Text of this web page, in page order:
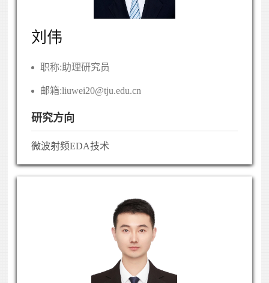
刘伟
职称:助理研究员
邮箱:liuwei20@tju.edu.cn
研究方向
微波射频EDA技术